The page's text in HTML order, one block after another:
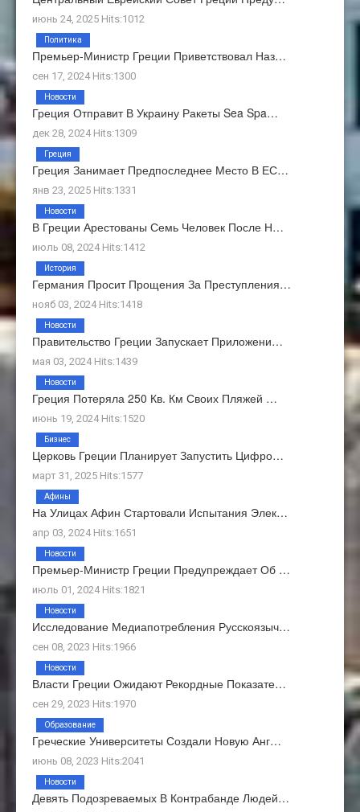
июнь 24, 2025 Hits:1012
Премьер-Министр Греции Приветствовал Наз…
сен 17, 2024 Hits:1300
Политика
Греция Отправит В Украину Ракеты Sea Spa…
дек 28, 2024 Hits:1309
Новости
Греция Занимает Предпоследнее Место В ЕС…
янв 23, 2025 Hits:1331
Греция
В Греции Арестованы Семь Человек После Н…
июль 08, 2024 Hits:1412
Новости
Германия Просит Прощения За Преступления…
нояб 03, 2024 Hits:1418
История
Правительство Греции Запускает Приложени…
мая 03, 2024 Hits:1439
Новости
Греция Потеряла 250 Кв. Км Своих Пляжей …
июнь 19, 2024 Hits:1520
Новости
Церковь Греции Планирует Запустить Цифро…
март 31, 2025 Hits:1577
Бизнес
На Улицах Афин Стартовали Испытания Элек…
апр 03, 2024 Hits:1651
Афины
Премьер-Министр Греции Предупреждает Об …
июль 01, 2024 Hits:1821
Новости
Исследование Медиапотребления Русскоязыч…
сен 08, 2023 Hits:1966
Новости
Власти Греции Ожидают Рекордные Показате…
сен 29, 2023 Hits:1970
Новости
Греческие Университеты Создали Новую Анг…
июнь 08, 2023 Hits:2041
Образование
Девять Подозреваемых В Контрабанде Людей…
Новости